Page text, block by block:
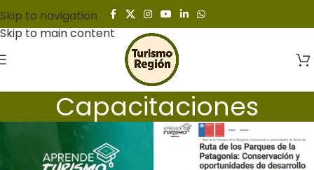
Skip to navigation
Skip to main content
Capacitaciones